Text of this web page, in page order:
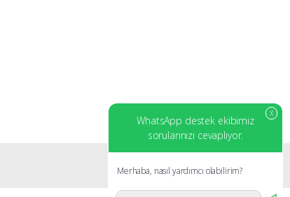
X
WhatsApp destek ekibimiz
sorularınızı cevaplıyor.
Merhaba, nasıl yardımcı olabilirim?